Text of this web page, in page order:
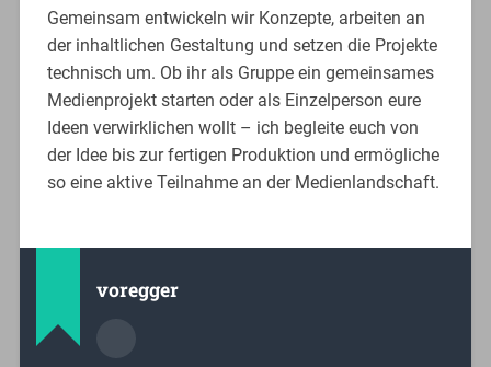
Gemeinsam entwickeln wir Konzepte, arbeiten an
der inhaltlichen Gestaltung und setzen die Projekte
technisch um. Ob ihr als Gruppe ein gemeinsames
Medienprojekt starten oder als Einzelperson eure
Ideen verwirklichen wollt – ich begleite euch von
der Idee bis zur fertigen Produktion und ermögliche
so eine aktive Teilnahme an der Medienlandschaft.
voregger